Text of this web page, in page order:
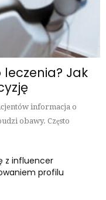
Jak
informacja o
obawy. Często
z influencer
profilu